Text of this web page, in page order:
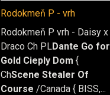
Rodokmeň P - vrh
Rodokmeň P vrh - Daisy x
Draco Ch PLDante Go for
Gold Cieply Dom {
ChScene Stealer Of
Course /Canada { BISS,...